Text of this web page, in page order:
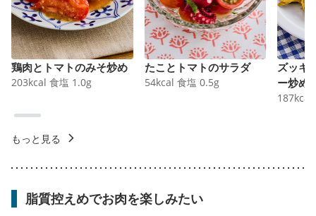
鶏肉とトマトのみそ炒め
203kcal 食塩 1.0g
たことトマトのサラダ
54kcal 食塩 0.5g
ズッキ
ー炒め
187kcal
もっと見る
脂質控えめでお肉を楽しみたい